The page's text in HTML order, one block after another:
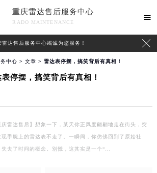
重庆雷达售后服务中心
RADO MAINTENANCE

雷达售后服务中心竭诚为您服务！ 
中心 > 文章 > 雷达表停摆，搞笑背后有真相！
表停摆，搞笑背后有真相！
庆雷达售后】想象一下，某天你正风度翩翩地走在街头，突
现手腕上的雷达表不走了。一瞬间，你仿佛回到了原始社
失去了时间的概念。别慌，这其实是一个“…